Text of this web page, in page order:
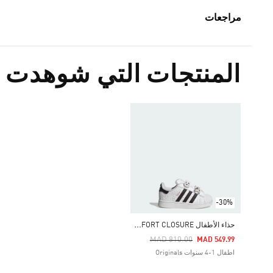
مراجعات
المنتجات التي شوهدت
-30%
ح
ذاء الأطفال ADIDAS DISNEY SUPERSTAR II COMFORT CLOSURE
Price Reduced From
MAD 810.00
To MAD 549.99
اطفال 1-4 سنوات Originals